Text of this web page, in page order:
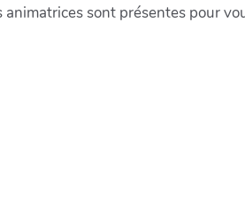
sont présentes pour